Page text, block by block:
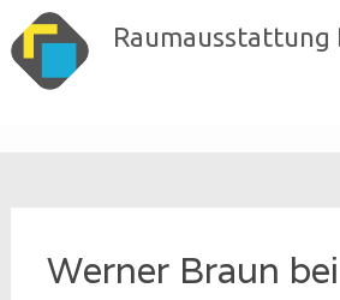
Skip
to
content
Raumausstattung
Werner Braun